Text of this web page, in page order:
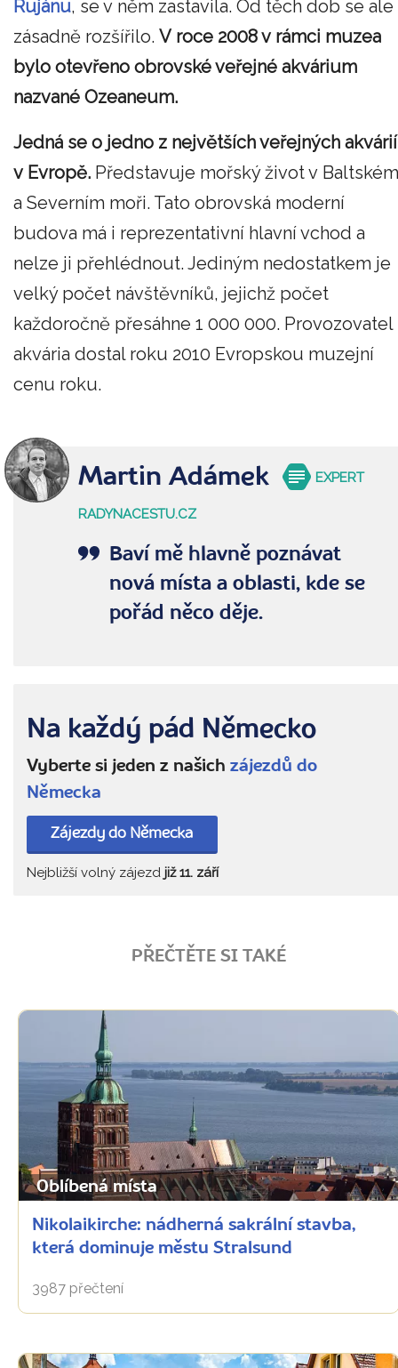
Rujánu, se v něm zastavila. Od těch dob se ale
zásadně rozšířilo. V roce 2008 v rámci muzea
bylo otevřeno obrovské veřejné akvárium
nazvané Ozeaneum.
Jedná se o jedno z největších veřejných akvárií
v Evropě. Představuje mořský život v Baltském
a Severním moři. Tato obrovská moderní
budova má i reprezentativní hlavní vchod a
nelze ji přehlédnout. Jediným nedostatkem je
velký počet návštěvníků, jejichž počet
každoročně přesáhne 1 000 000. Provozovatel
akvária dostal roku 2010 Evropskou muzejní
cenu roku.
Martin Adámek EXPERT
RADYNACESTU.CZ
Baví mě hlavně poznávat
nová místa a oblasti, kde se
pořád něco děje.
Na každý pád Německo
Vyberte si jeden z našich zájezdů do
Německa
Zájezdy do Německa
Nejbližší volný zájezd již 11. září
PŘEČTĚTE SI TAKÉ
Oblíbená místa
Nikolaikirche: nádherná sakrální stavba,
která dominuje městu Stralsund
3987 přečtení